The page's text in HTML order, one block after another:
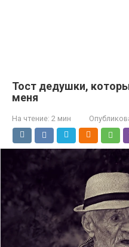
Тост дедушки,
меня
На чтение: 2 мин